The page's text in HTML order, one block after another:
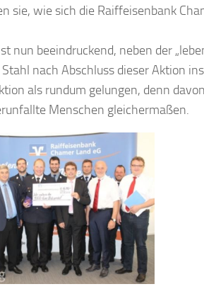
sie, wie sich die Raiffeisenbank
nun beeindruckend, neben der
nach Abschluss dieser Aktion
als rundum gelungen, denn
Menschen gleichermaßen.